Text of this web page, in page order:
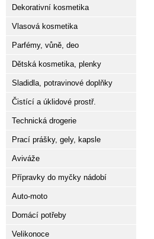
Dekorativní kosmetika
Vlasová kosmetika
Parfémy, vůně, deo
Dětská kosmetika, plenky
Sladidla, potravinové doplňky
Čistící a úklidové prostř.
Technická drogerie
Prací prášky, gely, kapsle
Aviváže
Přípravky do myčky nádobí
Auto-moto
Domácí potřeby
Velikonoce